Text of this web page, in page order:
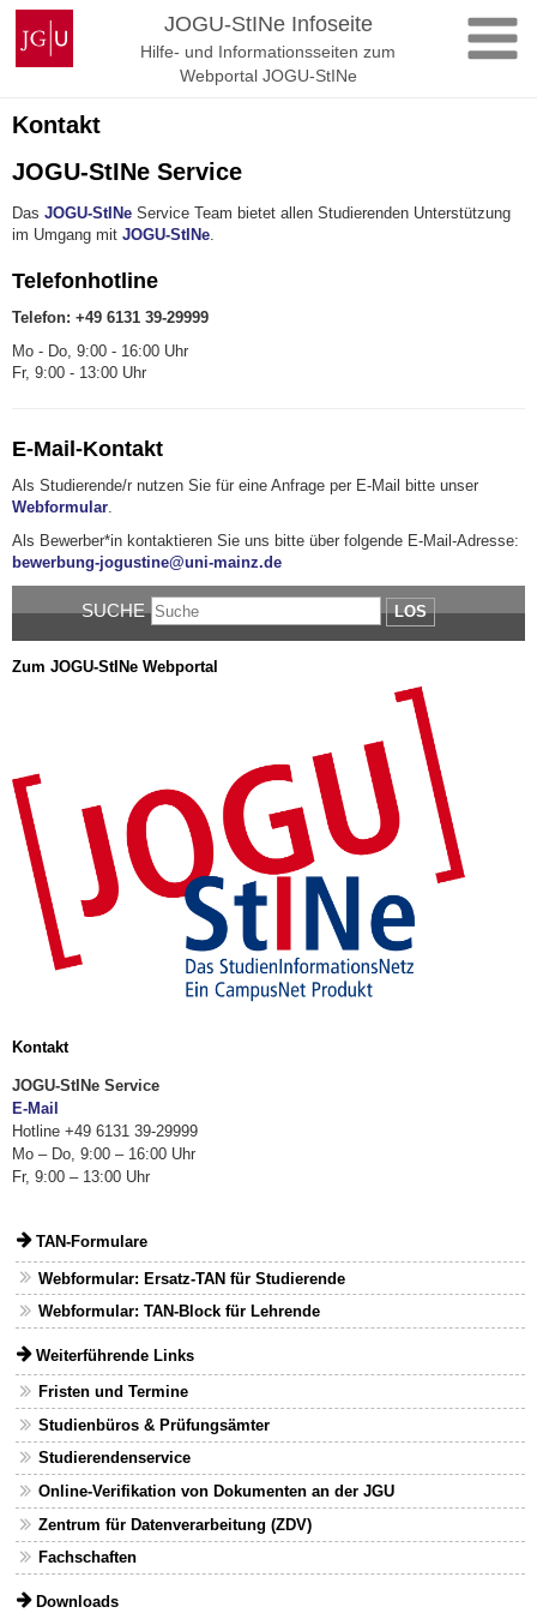
Zum
Inhalt
springen
Johannes
Gutenberg-
Universität
JOGU-StINe Infoseite
Hilfe- und Informationsseiten zum
Webportal JOGU-StINe
Kontakt
JOGU-StINe Service
Das JOGU-StINe Service Team bietet allen Studierenden Unterstützung
im Umgang mit JOGU-StINe
Telefonhotline
Telefon: +49 6131 39-29999
Mo - Do, 9:00 - 16:00 Uhr
Fr, 9:00 - 13:00 Uhr
E-Mail-Kontakt
Als Studierende/r nutzen Sie für eine Anfrage per E-Mail bitte unser
Webformular
Als Bewerber*in kontaktieren Sie uns bitte über folgende E-Mail-Adresse:
bewerbung-jogustine@uni-mainz.de
SUCHE LOS
Zum JOGU-StINe Webportal
Kontakt
JOGU-StINe Service
E-Mail
Hotline +49 6131 39-29999
Mo – Do, 9:00 – 16:00 Uhr
Fr, 9:00 – 13:00 Uhr
TAN-Formulare
Webformular: Ersatz-TAN für Studierende
Webformular: TAN-Block für Lehrende
Weiterführende Links
Fristen und Termine
Studienbüros & Prüfungsämter
Studierendenservice
Online-Verifikation von Dokumenten an der JGU
Zentrum für Datenverarbeitung (ZDV)
Fachschaften
Downloads